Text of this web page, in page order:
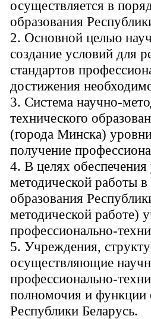
осуществляется в
образования
2. Основной целью
создание условий для
стандартов
достижения
3. Система научно-
технического
(города Минска)
получение
4. В целях
методической работы
образования
методической работе)
профессионально-
5. Учреждения,
осуществляющие
профессионально-
полномочия и функции
Республики Беларусь.